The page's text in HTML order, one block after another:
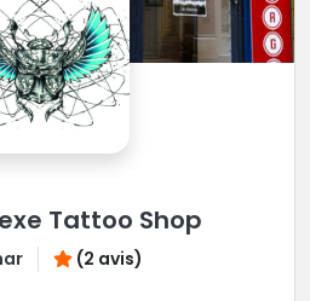
Tattoo Shop
(2 avis)